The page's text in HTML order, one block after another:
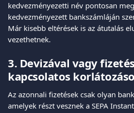
kedvezményezetti név pontosan
kedvezményezett bankszámláján
Már kisebb eltérések is az átutalás
vezethetnek.
3. Devizával vagy
kapcsolatos
Az azonnali fizetések csak olyan
amelyek részt vesznek a SEPA